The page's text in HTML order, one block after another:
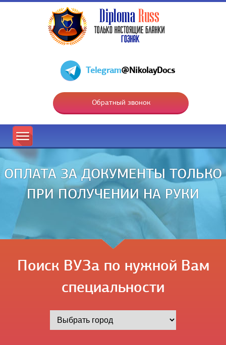
Telegram@NikolayDocs
Обратный звонок
ОПЛАТА ЗА ДОКУМЕНТЫ ТОЛЬКО
ПРИ ПОЛУЧЕНИИ НА РУКИ
Поиск ВУЗа по нужной Вам
специальности